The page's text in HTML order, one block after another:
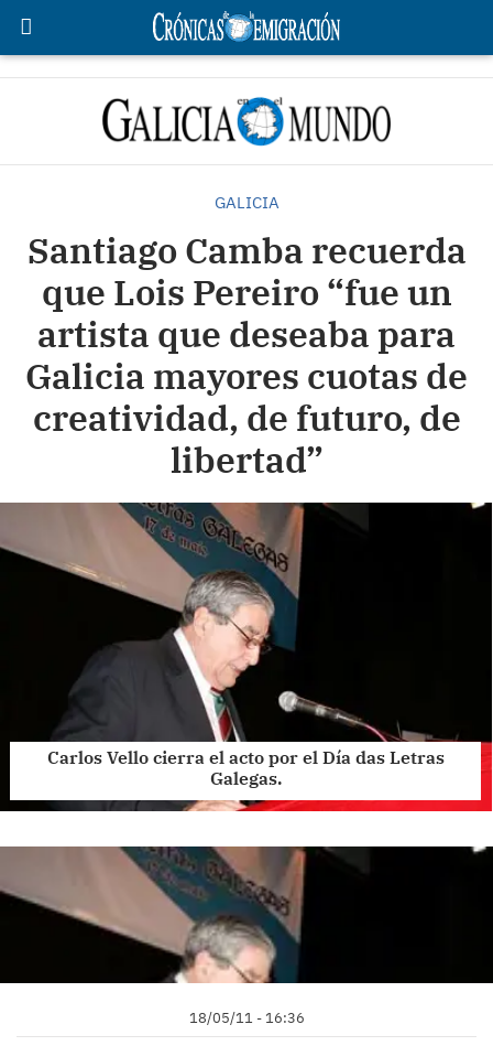
GALICIA
Santiago Camba recuerda
que Lois Pereiro “fue un
artista que deseaba para
Galicia mayores cuotas de
creatividad, de futuro, de
libertad”
Carlos Vello cierra el acto por el Día das Letras
Galegas.
18/05/11 - 16:36